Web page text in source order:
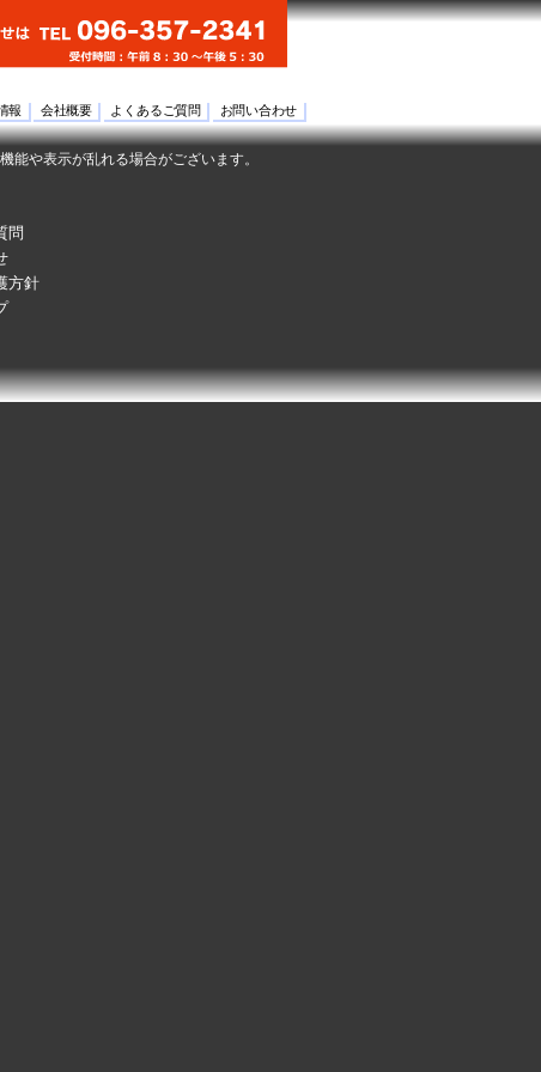
報 会社概要 よくあるご質問 お問い合わせ
能や表示が乱れる場合がございます。
問
方針